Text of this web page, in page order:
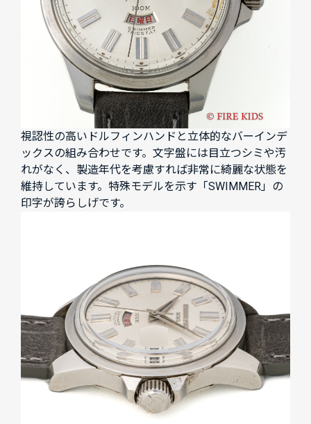
視認性の高いドルフィンハンドと立体的なバーインデ
ックスの組み合わせです。文字盤には目立つシミや汚
れがなく、製造年代を考慮すれば非常に綺麗な状態を
維持しています。特殊モデルを示す「SWIMMER」の
印字が誇らしげです。